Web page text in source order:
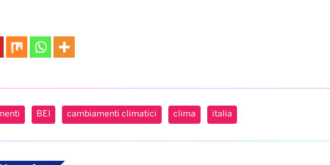
che investire a favore dell’adattamento climatico contribuisce a creare
investire subito a favore dell’adattamento climatico per evitare
le misure: l’89 per cento degli intervistati ha vissuto almeno un
negli ultimi cinque anni (nove punti al di sopra della media Ue).